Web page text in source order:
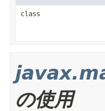
class
の使用